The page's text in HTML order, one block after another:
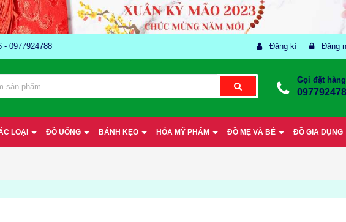
- 0977924788 Đăng kí Đăng
Gọi đặt
LOẠI ĐỒ UỐNG BÁNH KẸO HÓA MỸ PHẨM ĐỒ MẸ VÀ BÉ ĐỒ GIA DỤNG